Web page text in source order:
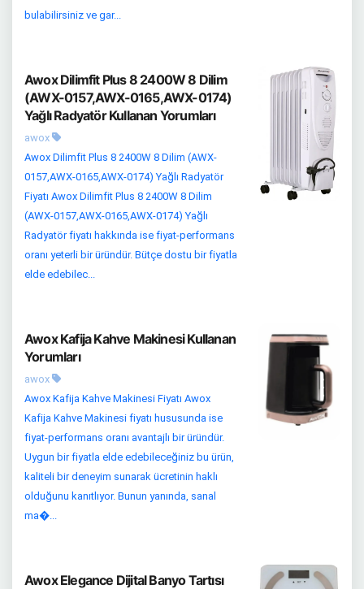
bulabilirsiniz ve gar...
Awox Dilimfit Plus 8 2400W 8 Dilim
(AWX-0157,AWX-0165,AWX-0174)
Yağlı Radyatör Kullanan Yorumları
awox
Awox Dilimfit Plus 8 2400W 8 Dilim (AWX-
0157,AWX-0165,AWX-0174) Yağlı Radyatör
Fiyatı Awox Dilimfit Plus 8 2400W 8 Dilim
(AWX-0157,AWX-0165,AWX-0174) Yağlı
Radyatör fiyatı hakkında ise fiyat-performans
oranı yeterli bir üründür. Bütçe dostu bir fiyatla
elde edebilec...
Awox Kafija Kahve Makinesi Kullanan
Yorumları
awox
Awox Kafija Kahve Makinesi Fiyatı Awox
Kafija Kahve Makinesi fiyatı hususunda ise
fiyat-performans oranı avantajlı bir üründür.
Uygun bir fiyatla elde edebileceğiniz bu ürün,
kaliteli bir deneyim sunarak ücretinin haklı
olduğunu kanıtlıyor. Bunun yanında, sanal
ma�...
Awox Elegance Dijital Banyo Tartısı